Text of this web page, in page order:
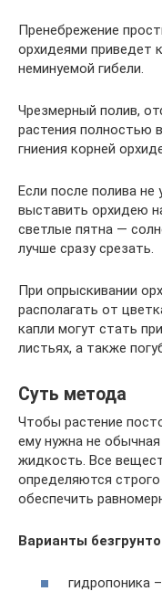
Пренебрежение
орхидеями приведет
неминуемой гибели.
Чрезмерный полив,
растения полностью
гниения корней
Если после полива не
выставить орхидею
светлые пятна —
лучше сразу срезать.
При опрыскивании
располагать от
капли могут стать
листьях, а также
Суть метода
Чтобы растение
ему нужна не
жидкость. Все
определяются
обеспечить
Варианты
гидропоника